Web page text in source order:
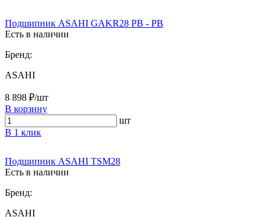
Подшипник ASAHI GAKR28 PB - PB
Есть в наличии
Бренд:
ASAHI
8 898 ₽/шт
В корзину
шт
В 1 клик
Подшипник ASAHI TSM28
Есть в наличии
Бренд:
ASAHI